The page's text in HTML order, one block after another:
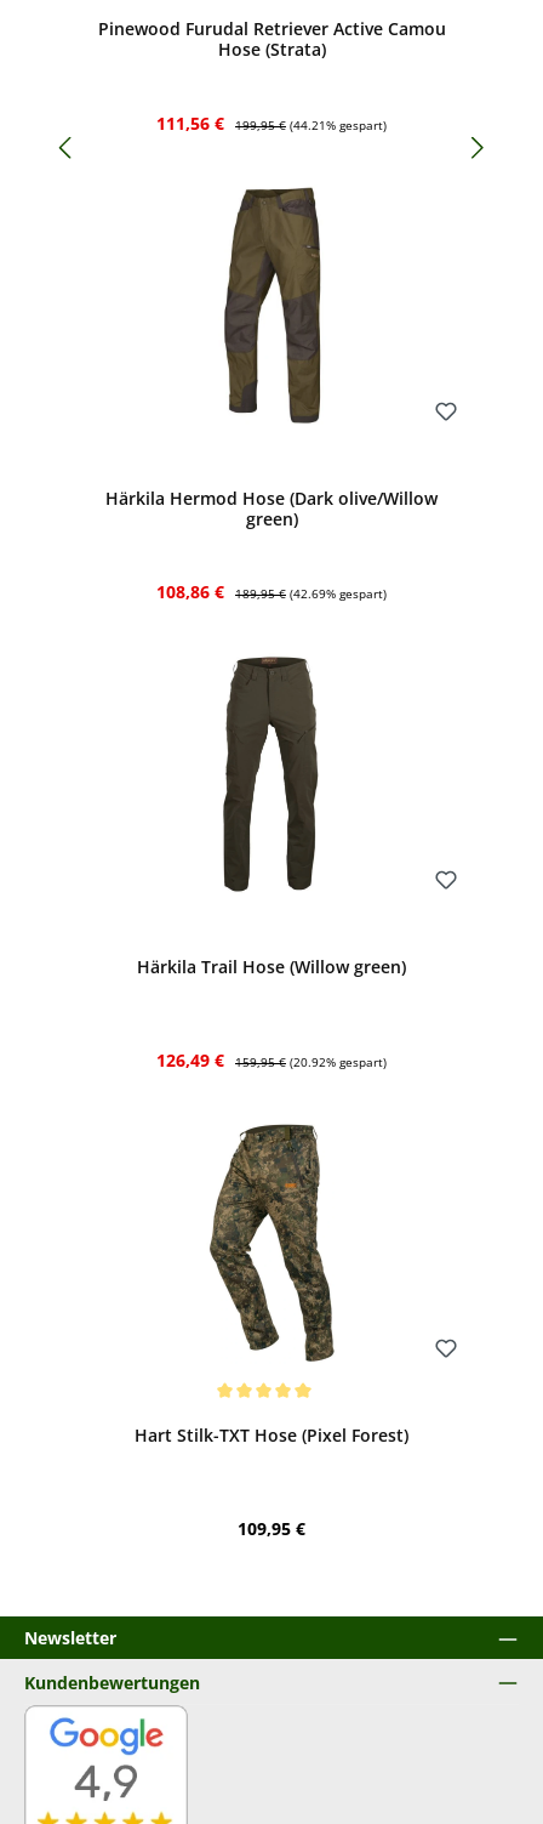
Pinewood Furudal Retriever Active Camou
Hose (Strata)
Verkaufspreis:
111,56 € 199,95 € (44.21% gespart)
Härkila Hermod Hose (Dark olive/Willow
green)
Verkaufspreis:
108,86 € Regulärer Preis:
189,95 € (42.69% gespart)
Härkila Trail Hose (Willow green)
Verkaufspreis:
126,49 € Regulärer Preis:
159,95 € (20.92% gespart)
Hart Stilk-TXT Hose (Pixel Forest)
Regulärer Preis:
109,95 €
Newsletter
Kundenbewertungen